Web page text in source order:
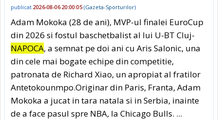
publicat 2026-08-06 20:00:05(Gazeta-Sporturilor)
Adam Mokoka (28 de ani), MVP-ul finalei EuroCup
din 2026 si fostul baschetbalist al lui U-BT Cluj-
NAPOCA, a semnat pe doi ani cu Aris Salonic, una
din cele mai bogate echipe din competitie,
patronata de Richard Xiao, un apropiat al fratilor
Antetokounmpo.Originar din Paris, Franta, Adam
Mokoka a jucat in tara natala si in Serbia, inainte
de a face pasul spre NBA, la Chicago Bulls. ...